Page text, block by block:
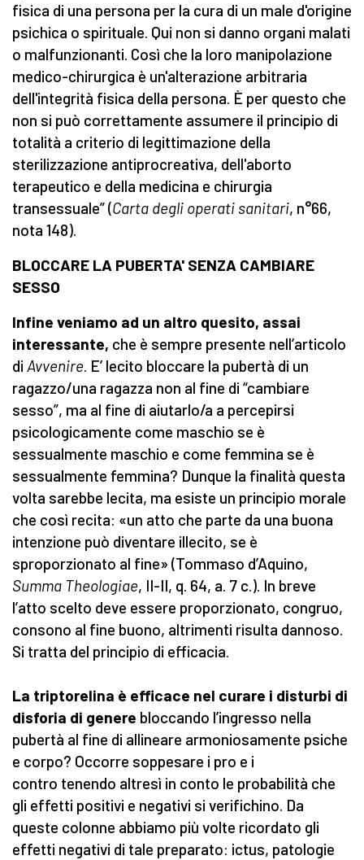
fisica di una persona per la cura di un male d'origine
psichica o spirituale. Qui non si danno organi malati
o malfunzionanti. Così che la loro manipolazione
medico-chirurgica è un'alterazione arbitraria
dell'integrità fisica della persona. È per questo che
non si può correttamente assumere il principio di
totalità a criterio di legittimazione della
sterilizzazione antiprocreativa, dell'aborto
terapeutico e della medicina e chirurgia
transessuale” (Carta degli operati sanitari, n°66,
nota 148).
BLOCCARE LA PUBERTA' SENZA CAMBIARE
SESSO
Infine veniamo ad un altro quesito, assai
interessante, che è sempre presente nell’articolo
di Avvenire. E’ lecito bloccare la pubertà di un
ragazzo/una ragazza non al fine di “cambiare
sesso”, ma al fine di aiutarlo/a a percepirsi
psicologicamente come maschio se è
sessualmente maschio e come femmina se è
sessualmente femmina? Dunque la finalità questa
volta sarebbe lecita, ma esiste un principio morale
che così recita: «un atto che parte da una buona
intenzione può diventare illecito, se è
sproporzionato al fine» (Tommaso d’Aquino,
Summa Theologiae, II-II, q. 64, a. 7 c.). In breve
l’atto scelto deve essere proporzionato, congruo,
consono al fine buono, altrimenti risulta dannoso.
Si tratta del principio di efficacia.
La triptorelina è efficace nel curare i disturbi di
disforia di genere bloccando l’ingresso nella
pubertà al fine di allineare armoniosamente psiche
e corpo? Occorre soppesare i pro e i
contro tenendo altresì in conto le probabilità che
gli effetti positivi e negativi si verifichino. Da
queste colonne abbiamo più volte ricordato gli
effetti negativi di tale preparato: ictus, patologie